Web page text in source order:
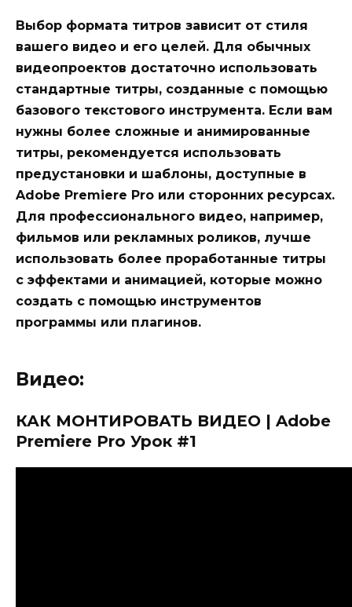
Выбор формата титров зависит от стиля
вашего видео и его целей. Для обычных
видеопроектов достаточно использовать
стандартные титры, созданные с помощью
базового текстового инструмента. Если вам
нужны более сложные и анимированные
титры, рекомендуется использовать
предустановки и шаблоны, доступные в
Adobe Premiere Pro или сторонних ресурсах.
Для профессионального видео, например,
фильмов или рекламных роликов, лучше
использовать более проработанные титры
с эффектами и анимацией, которые можно
создать с помощью инструментов
программы или плагинов.
Видео:
КАК МОНТИРОВАТЬ ВИДЕО | Adobe
Premiere Pro Урок #1